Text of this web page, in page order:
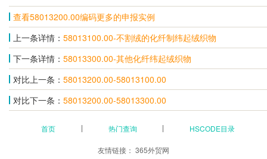
查看58013200.00编码更多的申报实例
上一条详情： 58013100.00-不割绒的化纤制纬起绒织物
下一条详情： 58013300.00-其他化纤纬起绒织物
对比上一条： 58013200.00-58013100.00
对比下一条： 58013200.00-58013300.00
首页 热门查询 HSCODE目录
友情链接： 365外贸网